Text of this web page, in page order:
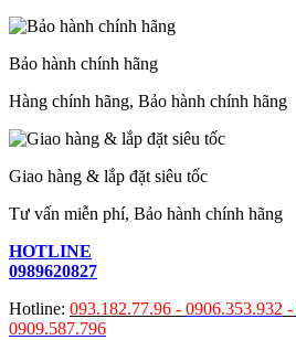
Bảo hành chính hãng
Hàng chính hãng, Bảo hành chính hãng
Giao hàng & lắp đặt siêu tốc
Tư vấn miễn phí, Bảo hành chính hãng
HOTLINE
0989620827
Hotline: 093.182.77.96 - 0906.353.932 -
0909.587.796